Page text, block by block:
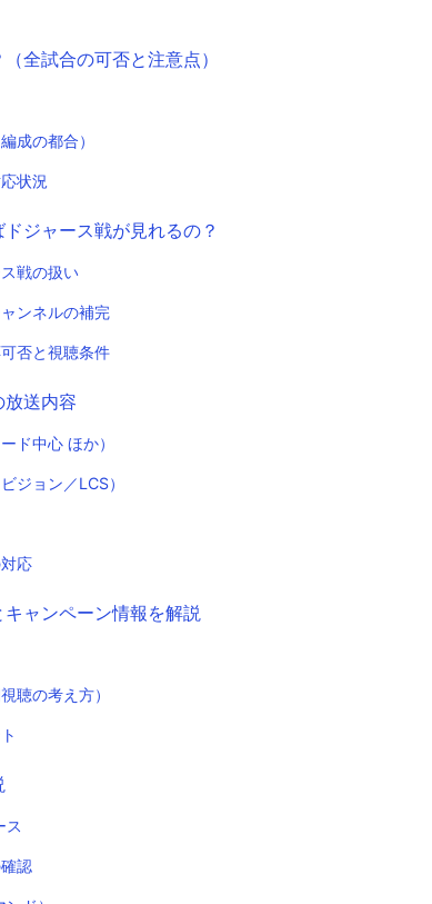
全試合の可否と注意点）
成の都合）
状況
ジャース戦が見れるの？
戦の扱い
ンネルの補完
否と視聴条件
送内容
ド中心 ほか）
ジョン／LCS）
応
ャンペーン情報を解説
聴の考え方）
ス
認